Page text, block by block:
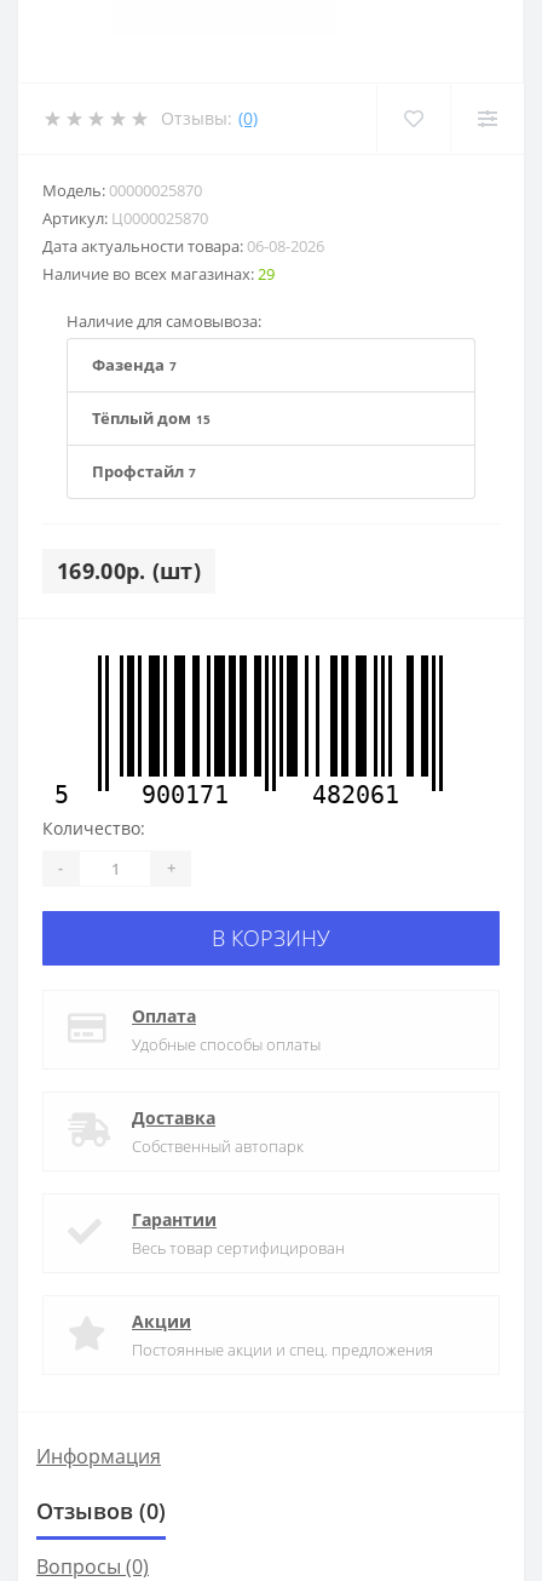
Отзывы: (0)
Модель:00000025870
Артикул: Ц0000025870
Дата актуальности товара:06-08-2026
Наличие во всех магазинах: 29
Наличие для самовывоза:
Фазенда 7
Тёплый дом 15
Профстайл 7
169.00р. (шт)
5 900171 482061
Количество:
- +
В КОРЗИНУ
Оплата
Удобные способы оплаты
Доставка
Собственный автопарк
Гарантии
Весь товар сертифицирован
Акции
Постоянные акции и спец. предложения
Информация
Отзывов (0)
Вопросы (0)